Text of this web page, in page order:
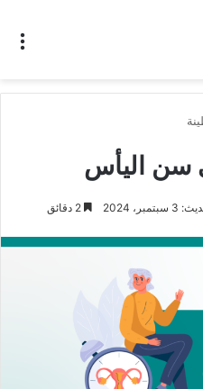
سن اليأس
2024